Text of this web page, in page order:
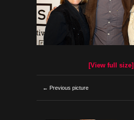
[View full size]
← Previous picture